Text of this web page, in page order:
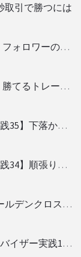
取引で勝つには
勝てるBO攻略【iフォロー実践17】フォロワーの少ない人をフォローする
勝てるBO攻略【iフォロー実践16】勝てるトレーダーを見抜く
勝てるBO攻略【トレンド順張り実践35】下落からの反発を見極める
勝てるBO攻略【トレンド順張り実践34】順張りに適した変動
勝てるBO攻略【MACD実践15】ゴールデンクロスで勝つ
勝てるBO攻略【ストラテジーアドバイザー実践19】慌てず自動分析